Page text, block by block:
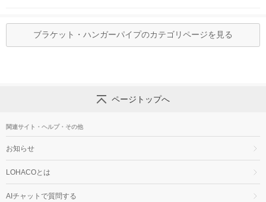
ブラケット・ハンガーパイプのカテゴリページを見る
ページトップへ
関連サイト・ヘルプ・その他
お知らせ
LOHACOとは
AIチャットで質問する